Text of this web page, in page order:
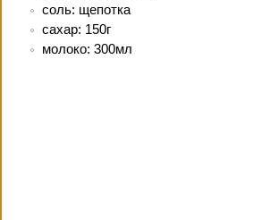
соль: щепотка
сахар: 150г
молоко: 300мл